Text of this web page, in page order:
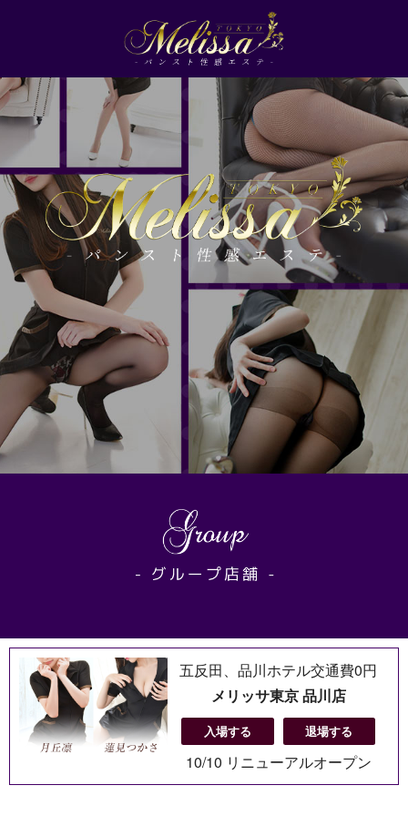
五反田、品川ホテル交通費0円
メリッサ東京 品川店
入場する 退場する
10/10 リニューアルオープン